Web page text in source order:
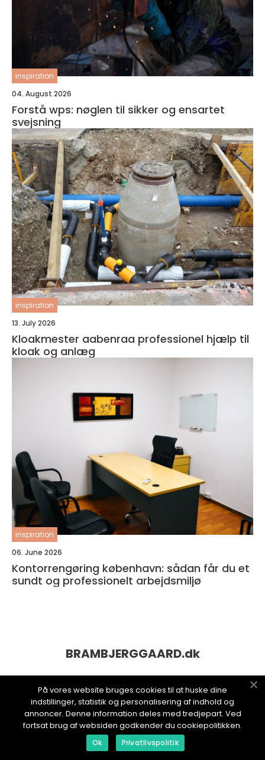
inspiration
04. August 2026
Forstå wps: nøglen til sikker og ensartet
svejsning
inspiration
13. July 2026
Kloakmester aabenraa professionel hjælp til
kloak og anlæg
inspiration
06. June 2026
Kontorrengøring københavn: sådan får du et
sundt og professionelt arbejdsmiljø
BRAMBJERGGAARD.dk
På vores website bruges cookies til at huske dine
indstillinger, statistik og personalisering af indhold og
annoncer. Denne information deles med tredjepart. Ved
fortsat brug af websiden godkender du cookiepolitikken.
Ok Privatlivspolitik